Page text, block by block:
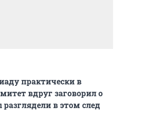
практически в
вдруг заговорил о
в этом след